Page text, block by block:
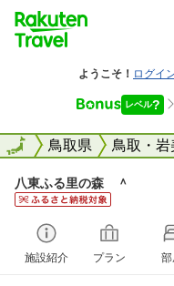
全国鳥取県 鳥取・
全国
八東ふる里の森 ＾
施設紹介 プラン 部